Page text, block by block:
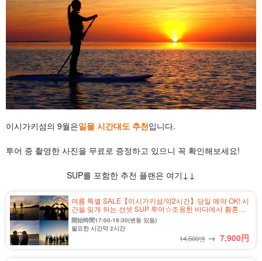
이시가키섬의 9월은일몰 시간대도 추천입니다.
투어 중 촬영한 사진을 무료로 증정하고 있으니 꼭 확인해보세요!
SUP를 포함한 추천 플랜은 여기↓↓
여름 특별 SALE【이시가키섬/약2시간】당일 예약 OK! 시
간을 잊게 하는 선셋 SUP 투어☆조용한 바다에서 황혼의
크루징♪＜사진 무료&송영 포함＞(No.332)
開始時間17:00-19:30(변동 있음)
필요한 시간약 2시간
14,500엔 → 7,900円